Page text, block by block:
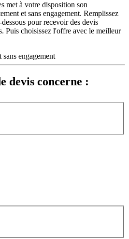
met à votre disposition son
et sans engagement. Remplissez
pour recevoir des devis
Puis choisissez l'offre avec le meilleur
engagement
devis concerne :